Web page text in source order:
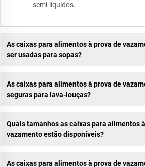
semi-líquidos.
As caixas para alimentos à prova de
ser usadas para sopas?
As caixas para alimentos à prova de
seguras para lava-louças?
Quais tamanhos as caixas para alimentos
vazamento estão disponíveis?
As caixas para alimentos à prova de